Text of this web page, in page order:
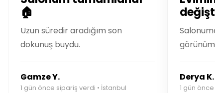
🏠
Uzun süredir aradığım son
dokunuş buydu.
Gamze Y.
1 gün önce sipariş verdi • İstanbul
Salonuma
görünüm
Derya K.
1 gün önce